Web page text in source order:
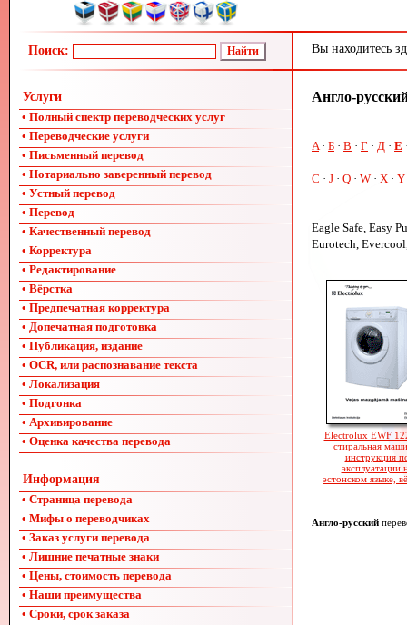
Поиск: Вы находитесь
Услуги
• Полный спектр переводческих услуг
• Переводческие услуги
• Письменный перевод
• Нотариально заверенный перевод
• Устный перевод
• Перевод
• Качественный перевод
• Корректура
• Редактирование
• Вёрстка
• Предпечатная корректура
• Допечатная подготовка
• Публикация, издание
• OCR, или распознавание текста
• Локализация
• Подгонка
• Архивирование
• Оценка качества перевода
Информация
• Страница перевода
• Мифы о переводчиках
• Заказ услуги перевода
• Лишние печатные знаки
• Цены, стоимость перевода
• Наши преимущества
• Сроки, срок заказа
Англо-
A· Б · В · Г · Д · Е
C · J · Q · W · X · Y
Eagle Safe, Easy
Eurotech,
Electrolux EWF
стиральная
инструкция
эксплуатации
эстонском языке,
Англо-русский